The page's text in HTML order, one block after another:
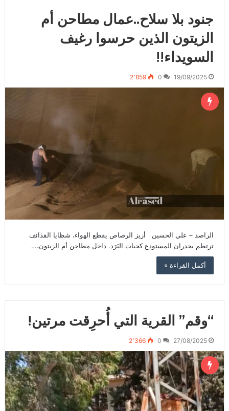
جنود بلا سلاح..عمال مطاحن أم
الزيتون الذين حرسوا رغيف
السويداء!!
19/09/2025
0 2٬859
الراصد – علي الحسين أزيز الرصاص يقطع الهواء، شظايا القذائف
ترتطم بجدران المستودع كحبات البَرَد. داخل مطاحن أم الزيتون،…
أكمل القراءة »
“وقم” القرية التي أُحرِقت مرتين!
27/08/2025
0 2٬366